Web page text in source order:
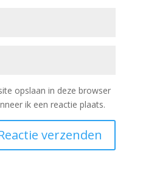
opslaan in deze browser
ik een reactie plaats.